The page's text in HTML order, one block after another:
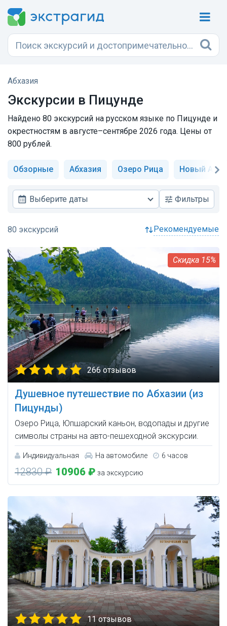
Абхазия
Экскурсии в Пицунде
Найдено 80 экскурсий на русском языке по Пицунде и
окрестностям в августе–сентябре 2026 года. Цены от
800 рублей.
Обзорные Абхазия Озеро Рица Новый
Выберите даты Фильтры
рекомендуемые
15%
266 отзывов
Душевное путешествие по Абхазии (из
Пицунды)
Озеро Рица, Юпшарский каньон, водопады и другие
символы страны на авто-пешеходной экскурсии.
Индивидуальная На автомобиле 6 часов
12830 ₽ 10906 ₽ за экскурсию
11 отзывов